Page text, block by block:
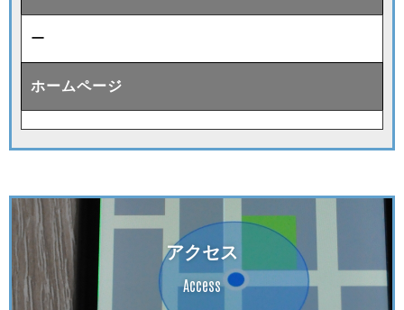
ー
ホームページ
アクセス
Access